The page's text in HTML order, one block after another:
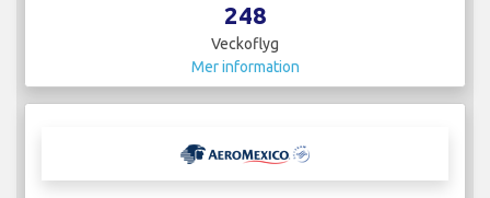
248
Veckoflyg
Mer information